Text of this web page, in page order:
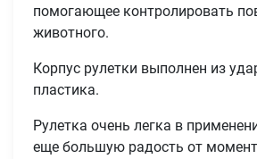
помогающее контролировать
животного.
Корпус рулетки выполнен из
пластика.
Рулетка очень легка в
еще большую радость от